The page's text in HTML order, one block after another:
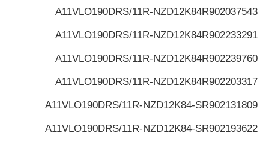
R902037543
A11VLO190DRS/11R-NZD12K84
R902233291
A11VLO190DRS/11R-NZD12K84
R902239760
A11VLO190DRS/11R-NZD12K84
R902203317
A11VLO190DRS/11R-NZD12K84
R902131809
A11VLO190DRS/11R-NZD12K84-S
R902193622
A11VLO190DRS/11R-NZD12K84-S